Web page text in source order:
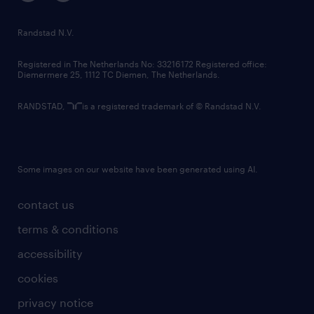
randstad innovation fund
country websites
contact us
terms & conditions
accessibility
cookies
privacy notice
Randstad N.V.
Registered in The Netherlands No: 33216172 Registered office:
Diemermere 25, 1112 TC Diemen, The Netherlands.
RANDSTAD, is a registered trademark of © Randstad N.V.
Some images on our website have been generated using AI.